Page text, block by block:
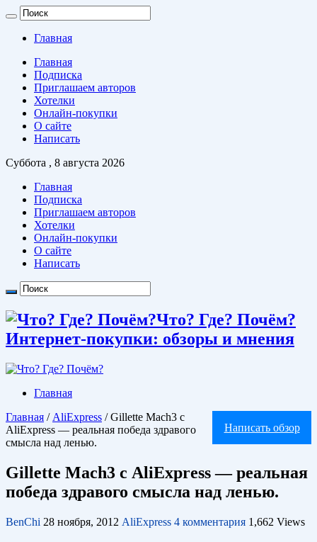
Главная
Главная
Подписка
Приглашаем авторов
Хотелки
Онлайн-покупки
О сайте
Написать
Суббота , 8 августа 2026
Главная
Подписка
Приглашаем авторов
Хотелки
Онлайн-покупки
О сайте
Написать
Что? Где? Почём?
Интернет-покупки: обзоры и мнения
Главная
Написать обзор
Главная / AliExpress / Gillette Mach3 с
AliExpress — реальная победа здравого
смысла над ленью.
Gillette Mach3 с AliExpress — реальная
победа здравого смысла над ленью.
BenChi 28 ноября, 2012 AliExpress 4 комментария 1,662 Views